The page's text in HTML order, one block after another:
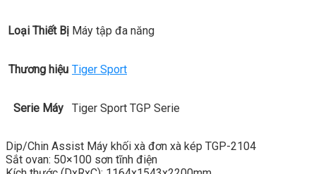
Loại Thiết Bị Máy tập đa năng
Thương hiệu Tiger Sport
Serie Máy Tiger Sport TGP Serie
Dip/Chin Assist Máy khối xà đơn xà kép TGP-2104
Sắt ovan: 50×100 sơn tĩnh điện